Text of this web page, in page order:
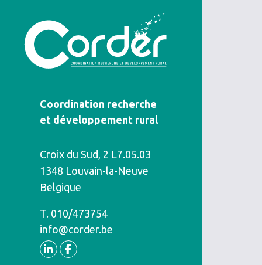
Coordination recherche
et développement rural
Croix du Sud, 2 L7.05.03
1348 Louvain-la-Neuve
Belgique
T.Téléphone
010/473754
info@corder.be
LinkedinFacebook